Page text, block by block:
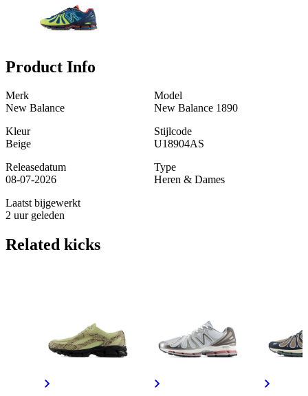
Product Info
Merk
New Balance
Model
New Balance 1890
Kleur
Beige
Stijlcode
U18904AS
Releasedatum
08-07-2026
Type
Heren & Dames
Laatst bijgewerkt
2 uur geleden
Related kicks